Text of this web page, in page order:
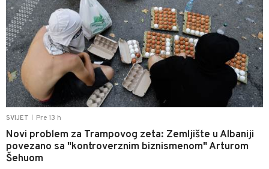
SVIJET Pre 13 h
Novi problem za Trampovog zeta: Zemljište u Albaniji
povezano sa "kontroverznim biznismenom" Arturom
Šehuom